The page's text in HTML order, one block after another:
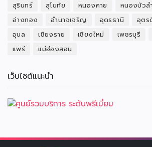
สุรินทร์
สุโขทัย หนองคาย หนองบัวล
อ่างทอง
อำนาจเจริญ อุดรธานี อุตร
อุบล
เชียงราย เชียงใหม่ เพชรบุรี
แพร่
แม่ฮ่องสอน
เว็บไซต์แนะนำ